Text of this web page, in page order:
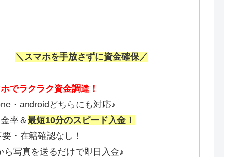
＼スマホを手放さずに資金確保／
でラクラク資金調達！
・androidどちらにも対応♪
率＆最短10分のスピード入金！
・在籍確認なし！
ら写真を送るだけで即日入金♪